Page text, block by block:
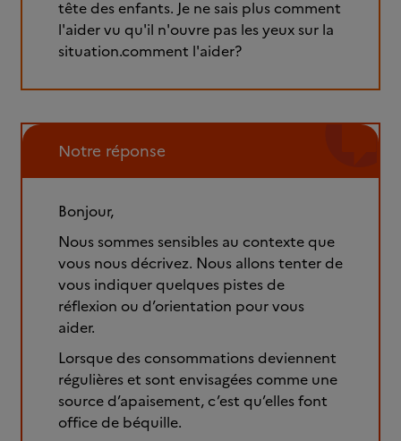
tête des enfants. Je ne sais plus comment
l'aider vu qu'il n'ouvre pas les yeux sur la
situation.comment l'aider?
Notre réponse
Bonjour,
Nous sommes sensibles au contexte que
vous nous décrivez. Nous allons tenter de
vous indiquer quelques pistes de
réflexion ou d’orientation pour vous
aider.
Lorsque des consommations deviennent
régulières et sont envisagées comme une
source d’apaisement, c’est qu’elles font
office de béquille.